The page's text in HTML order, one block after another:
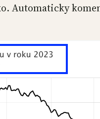
Automaticky